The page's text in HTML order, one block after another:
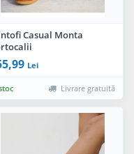
Casual Monta
Lei
Livrare gratuită